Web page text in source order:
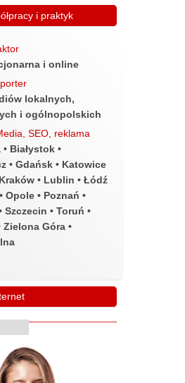
i praktyk
i online
lokalnych,
i ogólnopolskich
SEO, reklama
Białystok •
• Gdańsk • Katowice
• Lublin • Łódź
Opole • Poznań •
Szczecin • Toruń •
Zielona Góra •